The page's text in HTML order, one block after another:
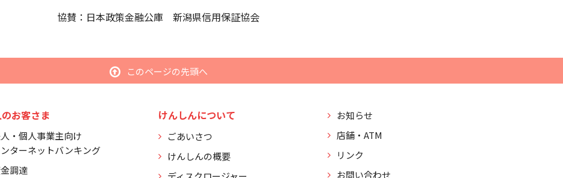
協賛：日本政策金融公庫 新潟県信用保証協会
このページの先頭へ
お客さま
・個人事業主向け
ターネットバンキング
調達
けんしんについて
ごあいさつ
けんしんの概要
お知らせ
店舗・ATM
リンク
お問い合わせ